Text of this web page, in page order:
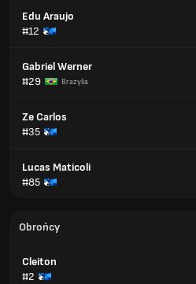
Edu Araujo
#12
Gabriel Werner
#29
Brazylia
Ze Carlos
#35
Lucas Maticoli
#85
Obrońcy
Cleiton
#2